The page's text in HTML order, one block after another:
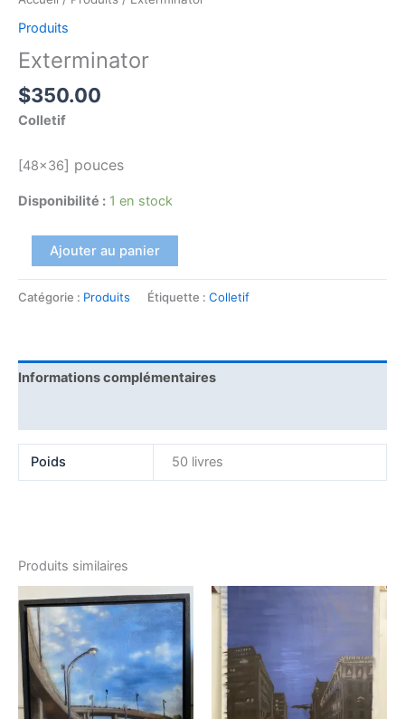
Produits
Exterminator
$350.00
Colletif
[48×36] pouces
Disponibilité : 1 en stock
Ajouter au panier
Catégorie : Produits Étiquette : Colletif
Informations complémentaires
Poids 50 livres
Produits similaires